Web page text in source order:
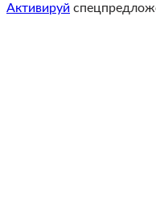
Активируй